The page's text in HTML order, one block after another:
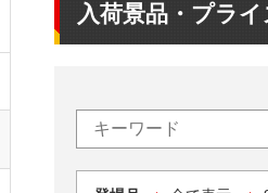
入荷景品・プラ